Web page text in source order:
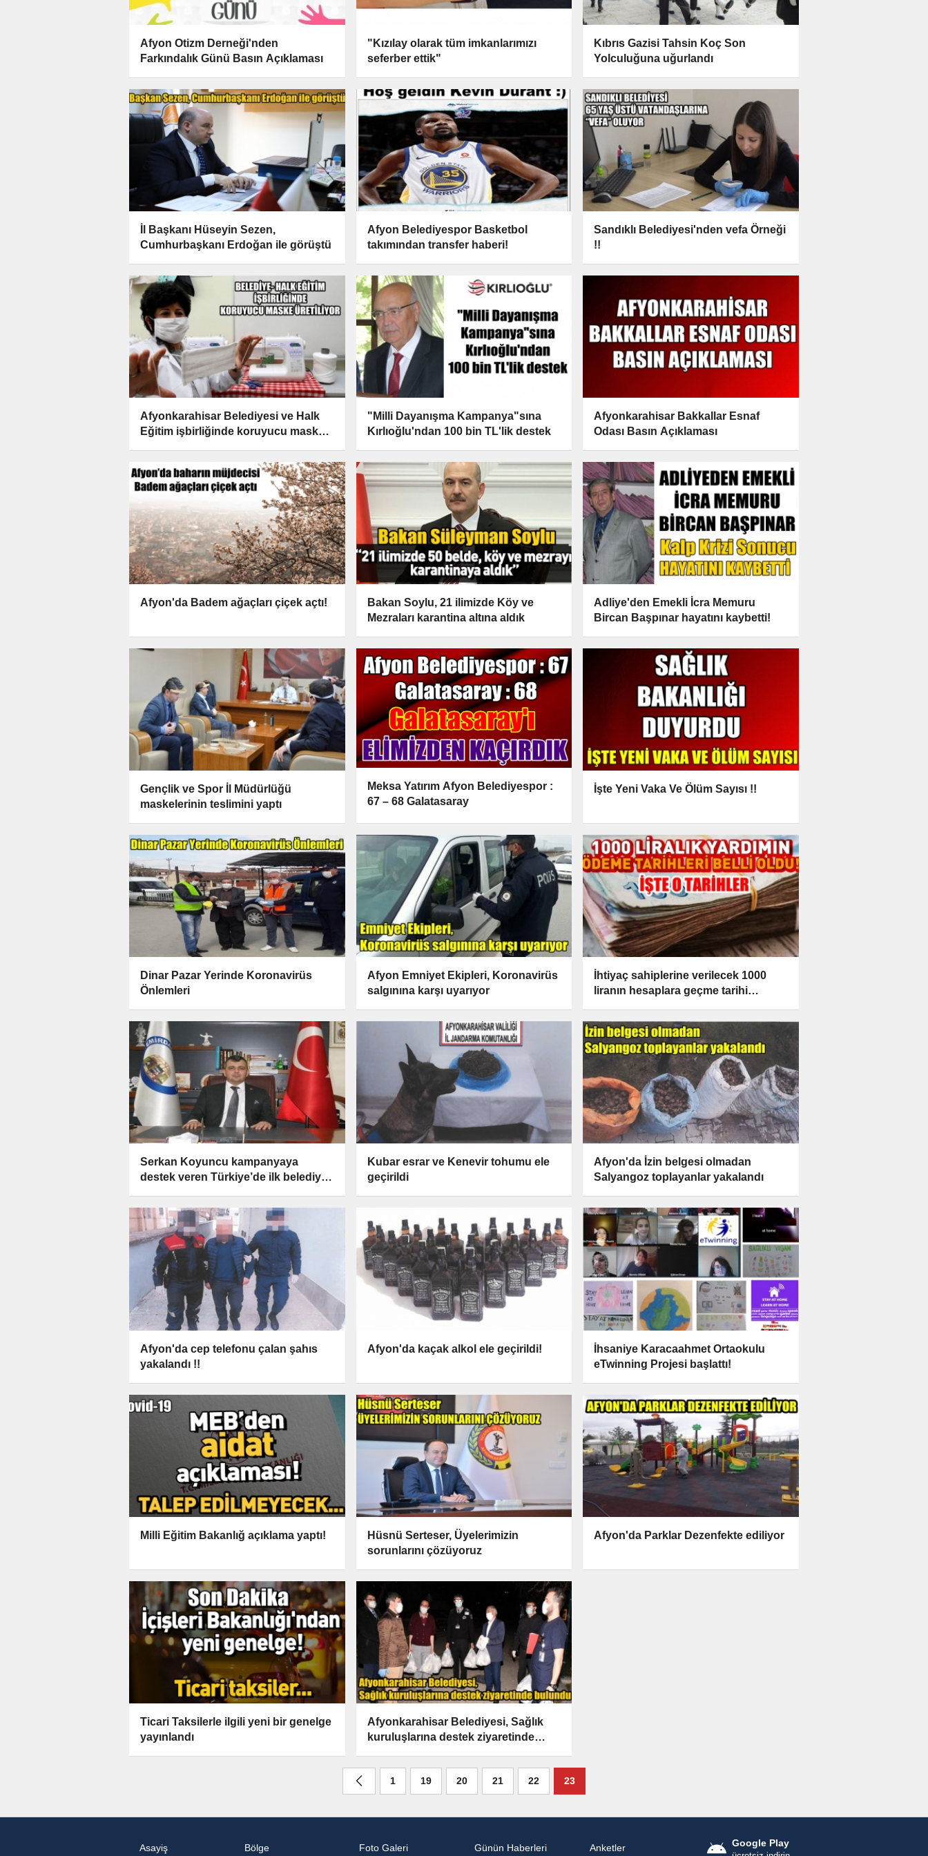
Afyon Otizm Derneği'nden
Farkındalık Günü Basın Açıklaması
"Kızılay olarak tüm imkanlarımızı
seferber ettik"
Kıbrıs Gazisi Tahsin Koç Son
Yolculuğuna uğurlandı
İl Başkanı Hüseyin Sezen,
Cumhurbaşkanı Erdoğan ile görüştü
Afyon Belediyespor Basketbol
takımından transfer haberi!
Sandıklı Belediyesi'nden vefa Örneği
!!
Afyonkarahisar Belediyesi ve Halk
Eğitim işbirliğinde koruyucu maske
"Milli Dayanışma Kampanya"sına
Kırlıoğlu'ndan 100 bin TL'lik destek
Afyonkarahisar Bakkallar Esnaf
Odası Basın Açıklaması
Afyon'da Badem ağaçları çiçek açtı!
Bakan Soylu, 21 ilimizde Köy ve
Mezraları karantina altına aldık
Adliye'den Emekli İcra Memuru
Bircan Başpınar hayatını kaybetti!
Gençlik ve Spor İl Müdürlüğü
maskelerinin teslimini yaptı
Meksa Yatırım Afyon Belediyespor :
67 – 68 Galatasaray
İşte Yeni Vaka Ve Ölüm Sayısı !!
Dinar Pazar Yerinde Koronavirüs
Önlemleri
Afyon Emniyet Ekipleri, Koronavirüs
salgınına karşı uyarıyor
İhtiyaç sahiplerine verilecek 1000
liranın hesaplara geçme tarihi
Serkan Koyuncu kampanyaya
destek veren Türkiye’de ilk belediye
Kubar esrar ve Kenevir tohumu ele
geçirildi
Afyon'da İzin belgesi olmadan
Salyangoz toplayanlar yakalandı
Afyon'da cep telefonu çalan şahıs
yakalandı !!
Afyon'da kaçak alkol ele geçirildi!
İhsaniye Karacaahmet Ortaokulu
eTwinning Projesi başlattı!
Milli Eğitim Bakanlığ açıklama yaptı!
Hüsnü Serteser, Üyelerimizin
sorunlarını çözüyoruz
Afyon'da Parklar Dezenfekte ediliyor
Ticari Taksilerle ilgili yeni bir genelge
yayınlandı
Afyonkarahisar Belediyesi, Sağlık
kuruluşlarına destek ziyaretinde
1 19 20 21 22 23
Asayiş Bölge Foto Galeri Günün Haberleri Anketler
Google Play